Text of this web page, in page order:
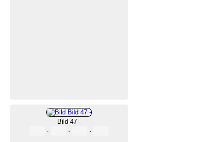
Bild 47 -
·
· ·